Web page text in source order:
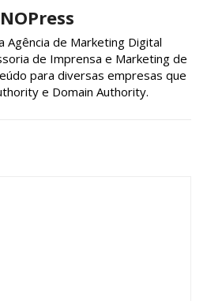
Agência de Marketing Digital
de Imprensa e Marketing de
para diversas empresas que
e Domain Authority.